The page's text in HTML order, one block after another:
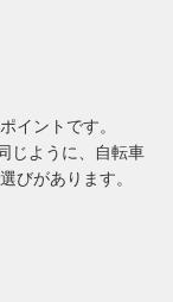
イントです。
じように、自転車
びがあります。